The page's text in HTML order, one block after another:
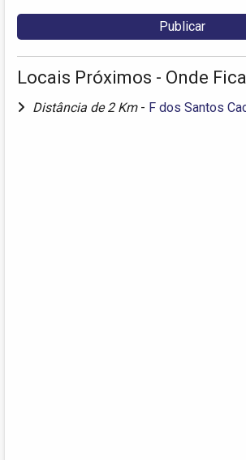
Locais Próximos - Onde
Distância de 2 Km - F dos Santos